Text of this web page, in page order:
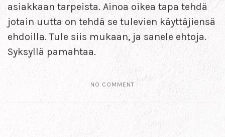
asiakkaan tarpeista. Ainoa oikea tapa tehdä
jotain uutta on tehdä se tulevien käyttäjiensä
ehdoilla. Tule siis mukaan, ja sanele ehtoja.
Syksyllä pamahtaa.
NO COMMENT